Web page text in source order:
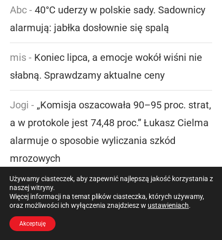
Abc - 40°C uderzy w polskie sady. Sadownicy
alarmują: jabłka dosłownie się spalą
mis - Koniec lipca, a emocje wokół wiśni nie
słabną. Sprawdzamy aktualne ceny
Jogi - „Komisja oszacowała 90–95 proc. strat,
a w protokole jest 74,48 proc.” Łukasz Cielma
alarmuje o sposobie wyliczania szkód
mrozowych
Używamy ciasteczek, aby zapewnić najlepszą jakość korzystania z
naszej witryny.
Więcej informacji na temat plików ciasteczka, których używamy,
oraz możliwości ich wyłączenia znajdziesz w ustawieniach.
Akceptuję